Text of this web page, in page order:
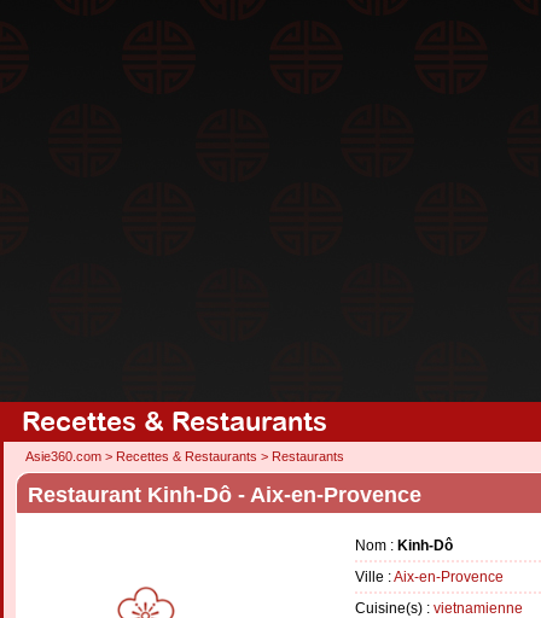
Recettes & Restaurants
Asie360.com > Recettes & Restaurants > Restaurants
Restaurant Kinh-Dô - Aix-en-Provence
Nom : Kinh-Dô
Ville :Aix-en-Provence
Cuisine(s) : vietnamienne